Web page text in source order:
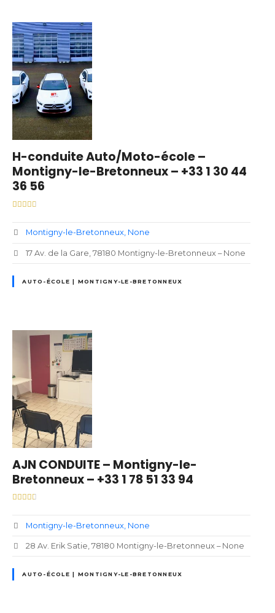
H-conduite Auto/Moto-école –
Montigny-le-Bretonneux – +33 1 30 44
36 56
Montigny-le-Bretonneux None
17 Av. de la Gare, 78180 Montigny-le-Bretonneux – None
AUTO-ÉCOLE | MONTIGNY-LE-BRETONNEUX
AJN CONDUITE – Montigny-le-
Bretonneux – +33 1 78 51 33 94
Montigny-le-Bretonneux None
28 Av. Erik Satie, 78180 Montigny-le-Bretonneux – None
AUTO-ÉCOLE | MONTIGNY-LE-BRETONNEUX